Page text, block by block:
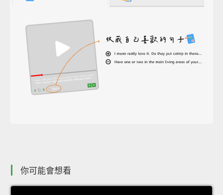
你可能會想看